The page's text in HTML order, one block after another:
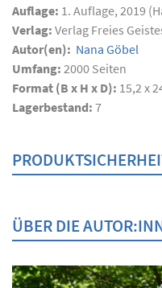
Auflage: 1. Auflage, 2019
Verlag: Verlag Freies
Autor(en): Nana Göbel
Umfang: 2000 Seiten
Format (B x H x D): 15,2 x
Lagerbestand: 7
ÜBER DIE